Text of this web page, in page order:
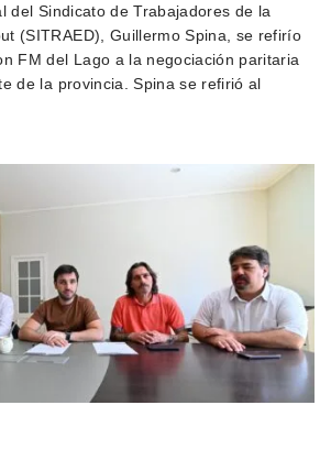
del Sindicato de Trabajadores de la
(SITRAED), Guillermo Spina, se refirío
FM del Lago a la negociación paritaria
de la provincia. Spina se refirió al